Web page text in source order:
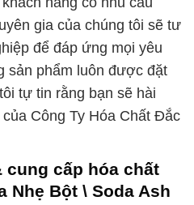
gia của chúng tôi sẽ tư
để đáp ứng mọi yêu
sản phẩm luôn được đặt
tự tin rằng bạn sẽ hài
Công Ty Hóa Chất Đắc
cấp hóa chất
Nhẹ Bột \ Soda Ash